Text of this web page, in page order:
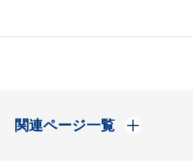
関連ページ一覧
開く